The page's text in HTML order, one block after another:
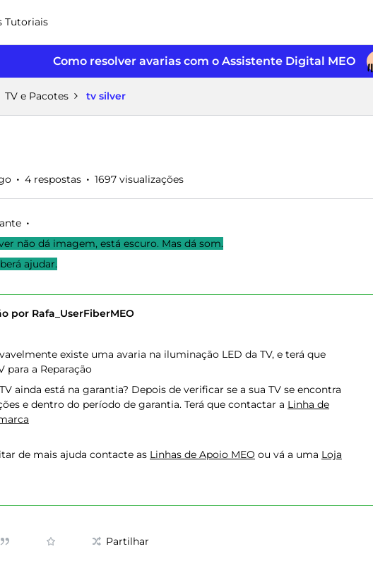
Tutoriais
Como resolver avarias com o Assistente Digital MEO
TV e Pacotes tv silver
4 respostas 1697 visualizações
não dá imagem, está escuro. Mas dá som.
ajudar.
por Rafa_UserFiberMEO
existe uma avaria na iluminação LED da TV, e terá que
para a Reparação
ainda está na garantia? Depois de verificar se a sua TV se encontra
e dentro do período de garantia. Terá que contactar a Linha d​e
de mais ajuda contacte as Linhas de Apoio MEO ​​ou vá a uma Loja
Partilhar